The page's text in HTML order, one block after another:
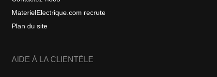
MaterielElectrique.com recrute
Plan du site
AIDE À LA CLIENTÈLE